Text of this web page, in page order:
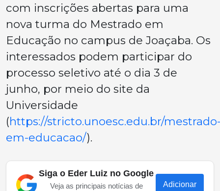
com inscrições abertas para uma
nova turma do Mestrado em
Educação no campus de Joaçaba. Os
interessados podem participar do
processo seletivo até o dia 3 de
junho, por meio do site da
Universidade
(https://stricto.unoesc.edu.br/
em-educacao/).
Siga o Eder Luiz no Google
Veja as principais notícias de
Adicionar